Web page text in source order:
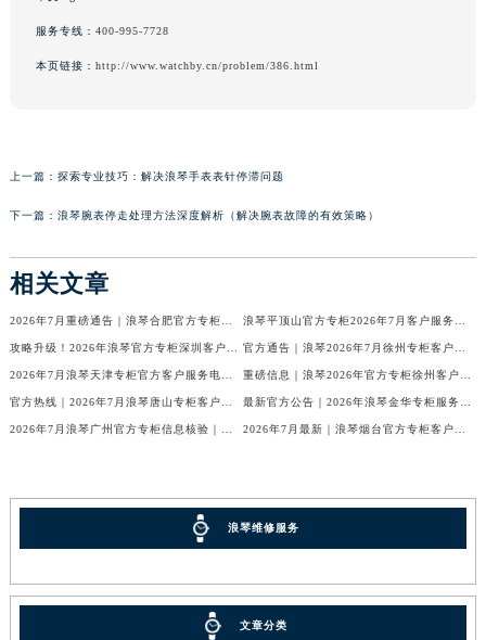
服务专线： 400-995-7728
本页链接： http://www.watchby.cn/problem/386.html
上一篇： 探索专业技巧：解决浪琴手表表针停滞问题
下一篇： 浪琴腕表停走处理方法深度解析（解决腕表故障的有效策略）
相关文章
浪琴维修服务
文章分类